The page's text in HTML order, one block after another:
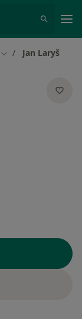
Změna města
Jan Laryš